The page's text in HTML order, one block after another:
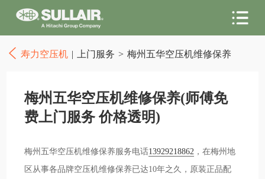
寿力空压机 | 上门服务 > 梅州五华空压机维修保养
梅州五华空压机维修保养(师傅免
费上门服务 价格透明)
梅州五华空压机维修保养服务电话13929218862 ，在梅州地
区从事各品牌空压机维修保养已达10年之久，原装正品配